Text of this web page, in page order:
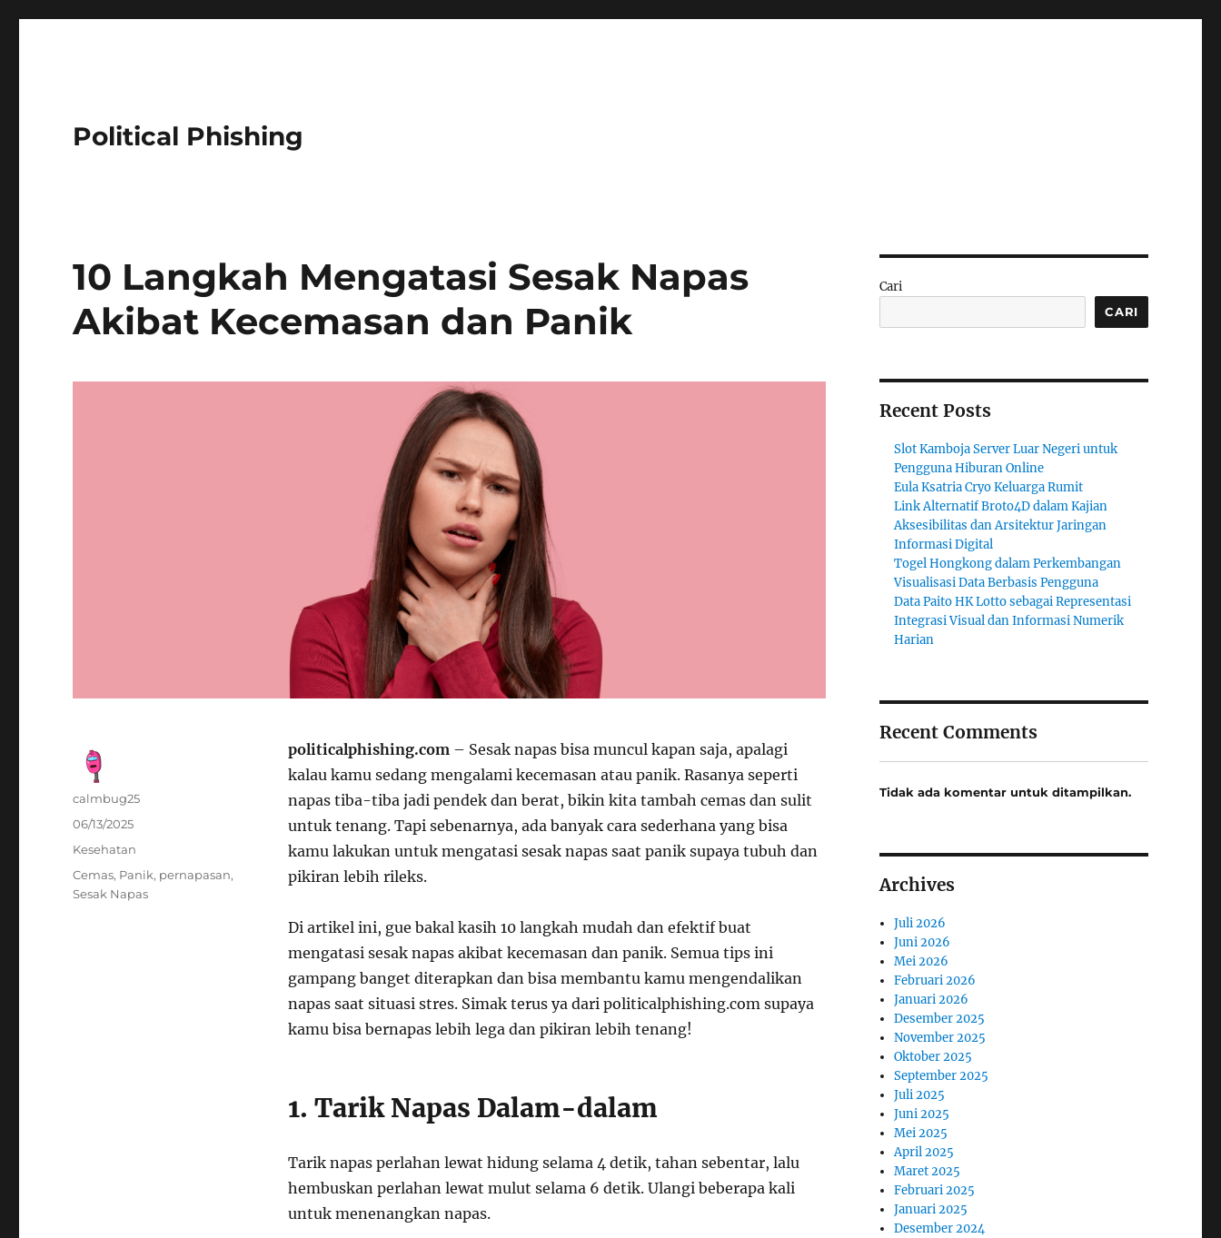
Political Phishing
10 Langkah Mengatasi Sesak Napas
Akibat Kecemasan dan Panik
politicalphishing.com – Sesak napas bisa muncul kapan saja, apalagi
kalau kamu sedang mengalami kecemasan atau panik. Rasanya seperti
napas tiba-tiba jadi pendek dan berat, bikin kita tambah cemas dan sulit
untuk tenang. Tapi sebenarnya, ada banyak cara sederhana yang bisa
kamu lakukan untuk mengatasi sesak napas saat panik supaya tubuh dan
pikiran lebih rileks.
Di artikel ini, gue bakal kasih 10 langkah mudah dan efektif buat
mengatasi sesak napas akibat kecemasan dan panik. Semua tips ini
gampang banget diterapkan dan bisa membantu kamu mengendalikan
napas saat situasi stres. Simak terus ya dari politicalphishing.com supaya
kamu bisa bernapas lebih lega dan pikiran lebih tenang!
1. Tarik Napas Dalam-dalam
Tarik napas perlahan lewat hidung selama 4 detik, tahan sebentar, lalu
hembuskan perlahan lewat mulut selama 6 detik. Ulangi beberapa kali
untuk menenangkan napas.
Author
calmbug25
Posted
06/13/2025
Categories
Kesehatan
Tags
Cemas, Panik, pernapasan,
Sesak Napas
Cari
CARI
Recent Posts
Slot Kamboja Server Luar Negeri untuk
Pengguna Hiburan Online
Eula Ksatria Cryo Keluarga Rumit
Link Alternatif Broto4D dalam Kajian
Aksesibilitas dan Arsitektur Jaringan
Informasi Digital
Togel Hongkong dalam Perkembangan
Visualisasi Data Berbasis Pengguna
Data Paito HK Lotto sebagai Representasi
Integrasi Visual dan Informasi Numerik
Harian
Recent Comments
Tidak ada komentar untuk ditampilkan.
Archives
Juli 2026
Juni 2026
Mei 2026
Februari 2026
Januari 2026
Desember 2025
November 2025
Oktober 2025
September 2025
Juli 2025
Juni 2025
Mei 2025
April 2025
Maret 2025
Februari 2025
Januari 2025
Desember 2024